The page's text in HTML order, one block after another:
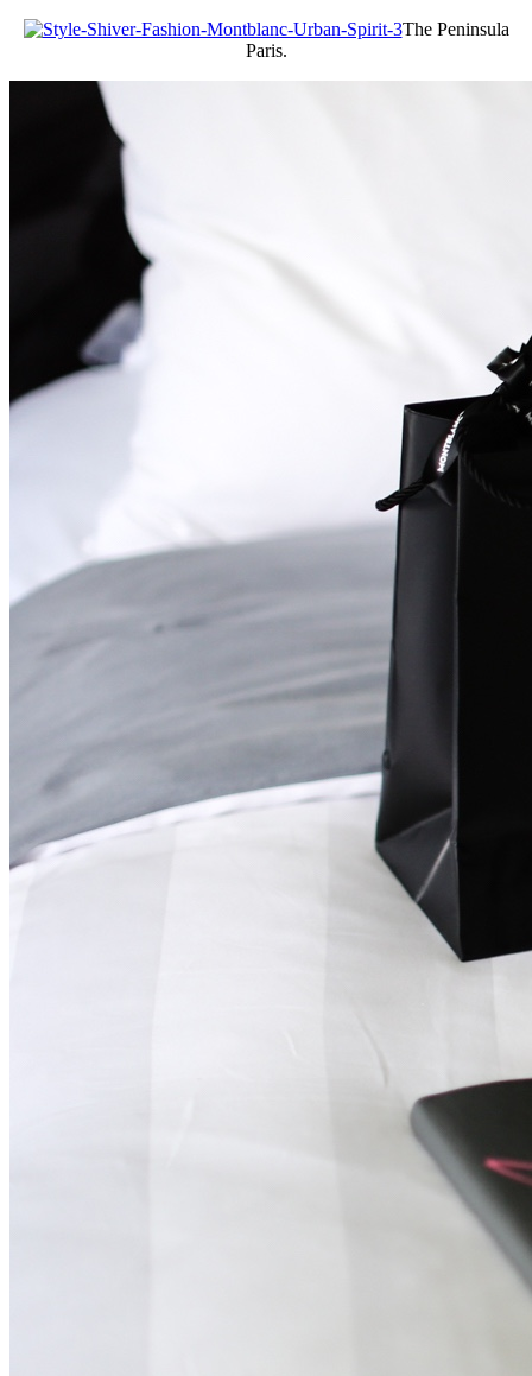
The Peninsula
Paris.